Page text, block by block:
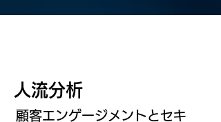
人流​分析
顧客エンゲージメントとセキ